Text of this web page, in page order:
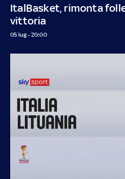
ItalBasket, rimonta
vittoria
05 lug - 20:00